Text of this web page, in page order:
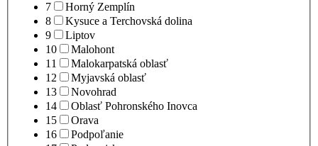
7
Horný Zemplín
8
Kysuce a Terchovská dolina
9
Liptov
10
Malohont
11
Malokarpatská oblasť
12
Myjavská oblasť
13
Novohrad
14
Oblasť Pohronského Inovca
15
Orava
16
Podpoľanie